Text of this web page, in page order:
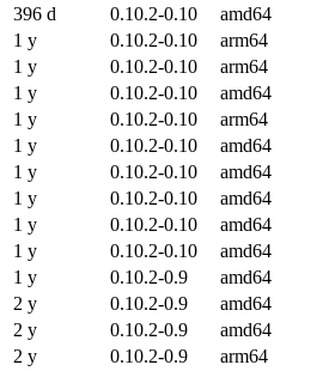
396 d
0.10.2-0.10 amd64
1 y
0.10.2-0.10 arm64
1 y
0.10.2-0.10 arm64
1 y
0.10.2-0.10 amd64
1 y
0.10.2-0.10 arm64
1 y
0.10.2-0.10 amd64
1 y
0.10.2-0.10 amd64
1 y
0.10.2-0.10 amd64
1 y
0.10.2-0.10 amd64
1 y
0.10.2-0.10 amd64
1 y
0.10.2-0.9 amd64
2 y
0.10.2-0.9 amd64
2 y
0.10.2-0.9 amd64
2 y
0.10.2-0.9 arm64